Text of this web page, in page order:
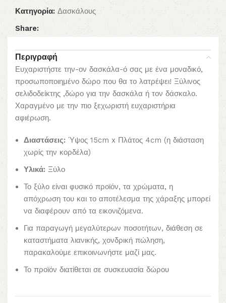
Κατηγορία: Δασκάλους
Share:
Περιγραφή
Ευχαριστήστε την-ον δασκάλα-ό σας με ένα μοναδικό,
προσωποποιημένο δώρο που θα το λατρέψει! Ξύλινος
σελιδοδείκτης ,δώρο για την δασκάλα ή τον δάσκαλο.
Χαραγμένο με την πιο ξεχωριστή ευχαριστήρια
αφιέρωση.
Διαστάσεις: Ύψος 15cm x Πλάτος 4cm (η διάσταση
χωρίς την κορδέλα)
Υλικά: Ξύλο
Το ξύλο είναι φυσικό προϊόν, τα χρώματα, η
απόχρωση του και το αποτέλεσμα της χάραξης μπορεί
να διαφέρουν από τα εικονιζόμενα.
Για παραγωγή μεγαλύτερων ποσοτήτων, διάθεση σε
καταστήματα λιανικής, χονδρική πώληση,
παρακαλούμε επικοινωνήστε μαζί μας.
Το προϊόν διατίθεται σε συσκευασία δώρου